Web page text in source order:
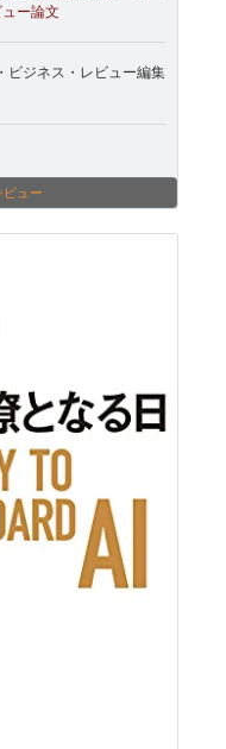
ー論文
ビジネス・レビュー編集
ュー